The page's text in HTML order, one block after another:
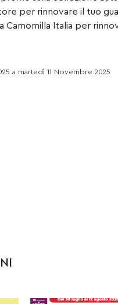
per rinnovare il tuo
Camomilla Italia per
a martedì 11 Novembre 2025